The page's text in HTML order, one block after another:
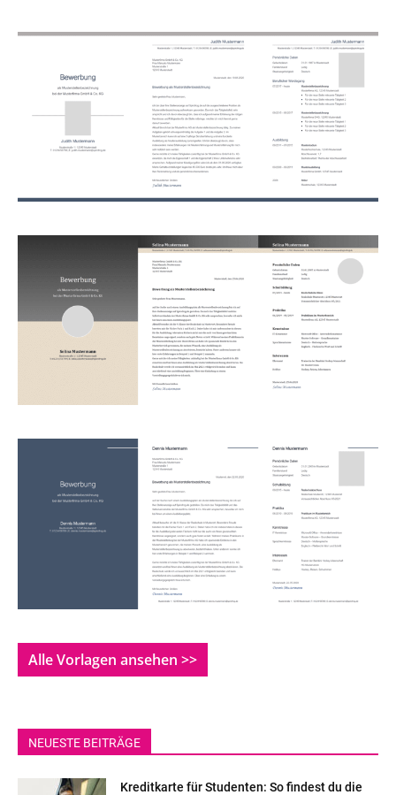
Alle Vorlagen ansehen >>
NEUESTE BEITRÄGE
Kreditkarte für Studenten: So findest du die